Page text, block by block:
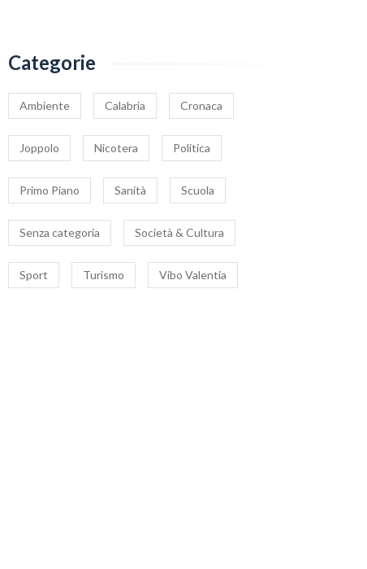
Categorie
Ambiente Calabria Cronaca
Joppolo Nicotera Politica
Primo Piano Sanità Scuola
Senza categoria Società & Cultura
Sport Turismo Vibo Valentia